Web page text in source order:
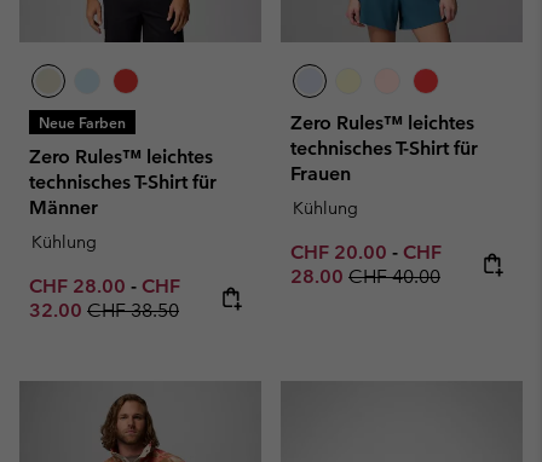
Neue Farben
Zero Rules™ leichtes
technisches T-Shirt für
Männer
Kühlung
Minimum sale price:
CHF 28.00 - Maximum sale price:
CHF
32.00 Regular price:
CHF 38.50
Zero Rules™ leichtes
technisches T-Shirt für
Frauen
Kühlung
Minimum sale price:
CHF 20.00 - Maximum sale
CHF
28.00 Regular price:
CHF 40.00